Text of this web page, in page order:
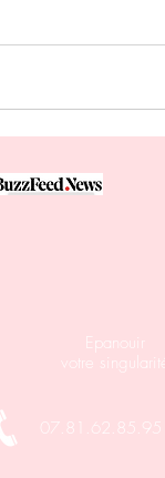
Epanouir
votre singularité
07.81.62.85.95